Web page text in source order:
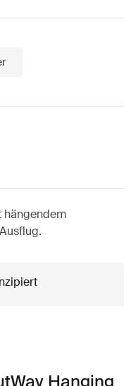
hängendem
Hanging